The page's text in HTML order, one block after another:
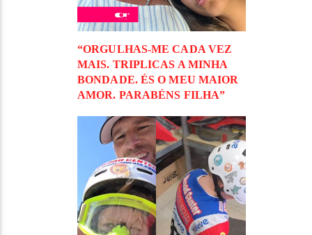
“ORGULHAS-ME CADA VEZ
MAIS. TRIPLICAS A MINHA
BONDADE. ÉS O MEU MAIOR
AMOR. PARABÉNS FILHA”